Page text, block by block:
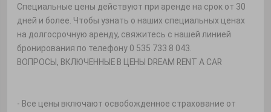
Специальные цены действуют при аренде на срок от 30
дней и более. Чтобы узнать о наших специальных ценах
на долгосрочную аренду, свяжитесь с нашей линией
бронирования по телефону 0 535 733 8 043.
ВОПРОСЫ, ВКЛЮЧЕННЫЕ В ЦЕНЫ DREAM RENT A CAR
- Все цены включают освобожденное страхование от